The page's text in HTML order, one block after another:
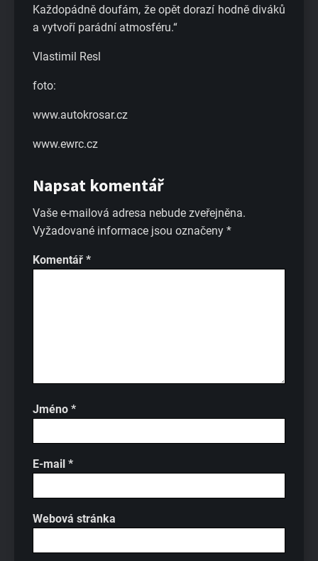
Každopádně doufám, že opět dorazí hodně diváků
a vytvoří parádní atmosféru.“
Vlastimil Resl
foto:
www.autokrosar.cz
www.ewrc.cz
Napsat komentář
Vaše e-mailová adresa nebude zveřejněna.
Vyžadované informace jsou označeny *
Komentář *
Jméno *
E-mail *
Webová stránka